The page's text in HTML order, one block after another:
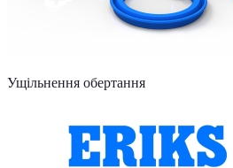
Ущільнення обертання